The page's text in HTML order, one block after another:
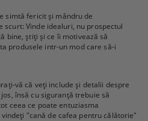
simtă fericit și mândru de
scurt: Vinde idealuri, nu prospectul
bine, știți și ce îi motivează să
produsele intr-un mod care să-i
vă că veți include și detalii despre
însă cu siguranță trebuie să
ceea ce poate entuziasma
"cană de cafea pentru călătorie"